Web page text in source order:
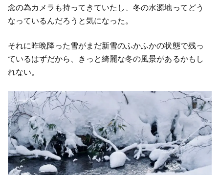
念の為カメラも持ってきていたし、冬の水源地ってどう
なっているんだろうと気になった。
それに昨晩降った雪がまだ新雪のふかふかの状態で残っ
ているはずだから、きっと綺麗な冬の風景があるかもし
れない。